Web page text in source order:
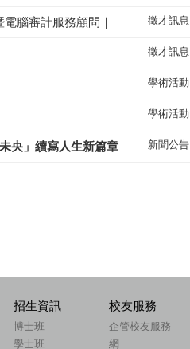
腦審計服務顧問｜ 徵才訊息
徵才訊息
學術活動
學術活動
央」續寫人生新篇章 新聞公告
招生資訊
博士班
學士班
校友服務
企管校友服務
網